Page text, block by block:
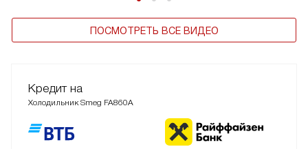
ПОСМОТРЕТЬ ВСЕ ВИДЕО
Кредит на
Холодильник Smeg FA860A